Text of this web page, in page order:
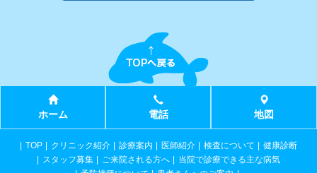
ホーム 電話 地図
TOP クリニック紹介 診療案内 医師紹介 検査について
健康診断
スタッフ募集
ご来院される方へ
当院で診療できる主な病気